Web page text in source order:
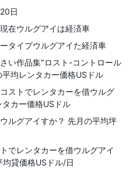
日
在ウルグアイは経済車
タイプウルグアイた経済車
い作品集"ロスト-コントロール
均レンタカー価格USドル
ストでレンタカーを借ウルグ
タカー価格USドル
ルグアイすか？ 先月の平均坪
でレンタカーを借ウルグアイ
均貸価格USドル/日